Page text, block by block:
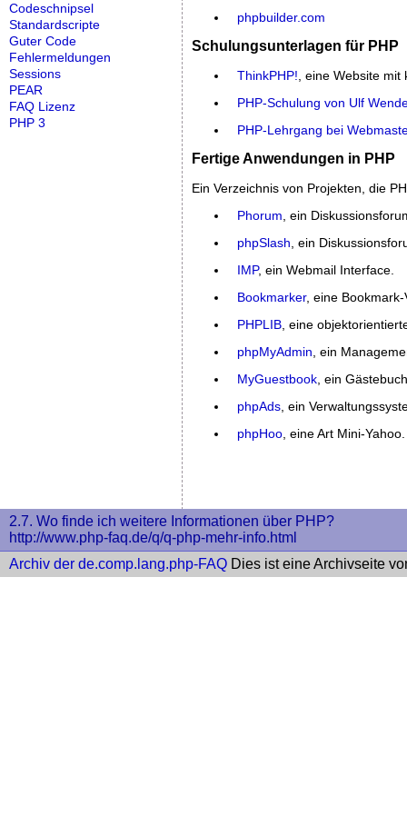
Codeschnipsel
Standardscripte
Guter Code
Fehlermeldungen
Sessions
PEAR
FAQ Lizenz
PHP 3
phpbuilder.com
Schulungsunterlagen für PHP
ThinkPHP! , eine Website
PHP-Schulung von Ulf
PHP-Lehrgang bei
Fertige Anwendungen in PHP
Ein Verzeichnis von Projekten, die
Phorum , ein
phpSlash , ein
IMP, ein Webmail Interface.
Bookmarker, eine
PHPLIB , eine
phpMyAdmin , ein
MyGuestbook , ein
phpAds , ein
phpHoo , eine Art Mini-Yahoo.
2.7. Wo finde ich weitere Informationen über PHP?
http://www.php-faq.de/q/q-php-mehr-info.html
Archiv der de.comp.lang.php-FAQ Dies ist eine Archivseite